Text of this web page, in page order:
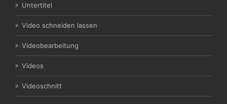
Untertitel
Video schneiden lassen
Videobearbeitung
Videos
Videoschnitt